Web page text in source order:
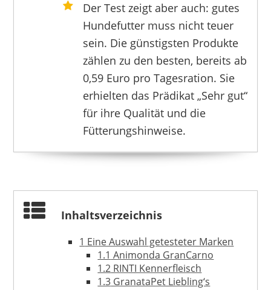
Der Test zeigt aber auch: gutes
Hundefutter muss nicht teuer
sein. Die günstigsten Produkte
zählen zu den besten, bereits ab
0,59 Euro pro Tagesration. Sie
erhielten das Prädikat „Sehr gut“
für ihre Qualität und die
Fütterungshinweise.
Inhaltsverzeichnis
1 Eine Auswahl getesteter Marken
1.1 Animonda GranCarno
1.2 RINTI Kennerfleisch
1.3 GranataPet Liebling‘s